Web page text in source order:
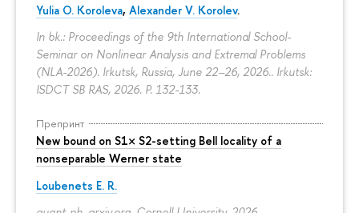
Yulia O. Koroleva, Alexander V. Korolev.
In bk.: Proceedings of the 9th International School-
Seminar on Nonlinear Analysis and Extremal Problems
(NLA-2026). Irkutsk, Russia, June 22–26, 2026.. Irkutsk:
ISDCT SB RAS, 2026. P. 132-133.
Препринт
New bound on S1× S2-setting Bell locality of a
nonseparable Werner state
Loubenets E. R.